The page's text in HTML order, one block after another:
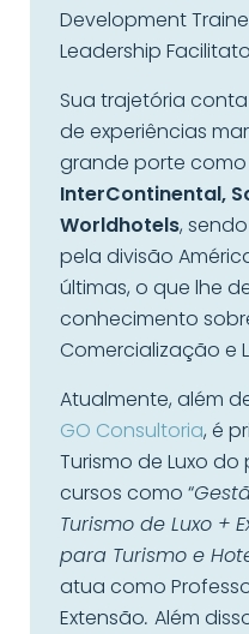
Development
Leadership
Sua trajetória
de experiências
grande porte como
InterContinental,
Worldhotels,
pela divisão
últimas, o que lhe
conhecimento
Comercialização e
Atualmente, além
GO Consultoria, é
Turismo de Luxo
cursos como “
Turismo de Luxo +
para Turismo e
atua como
Extensão. Além